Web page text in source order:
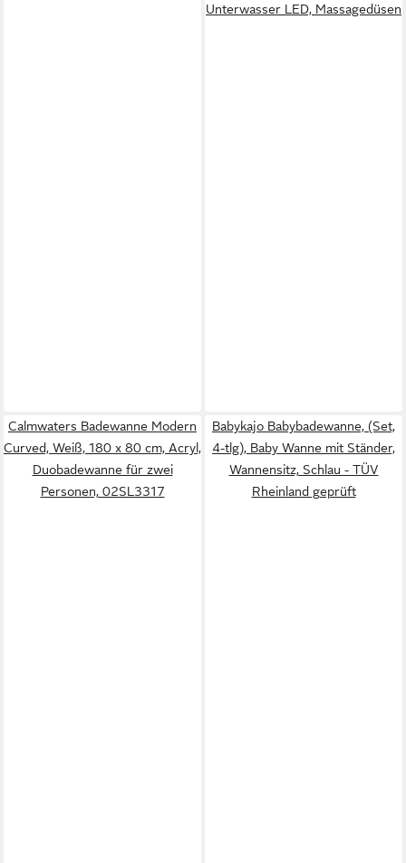
Unterwasser LED, Massagedüsen
Calmwaters Badewanne Modern
Curved, Weiß, 180 x 80 cm, Acryl,
Duobadewanne für zwei
Personen, 02SL3317
Babykajo Babybadewanne, (Set,
4-tlg), Baby Wanne mit Ständer,
Wannensitz, Schlau - TÜV
Rheinland geprüft